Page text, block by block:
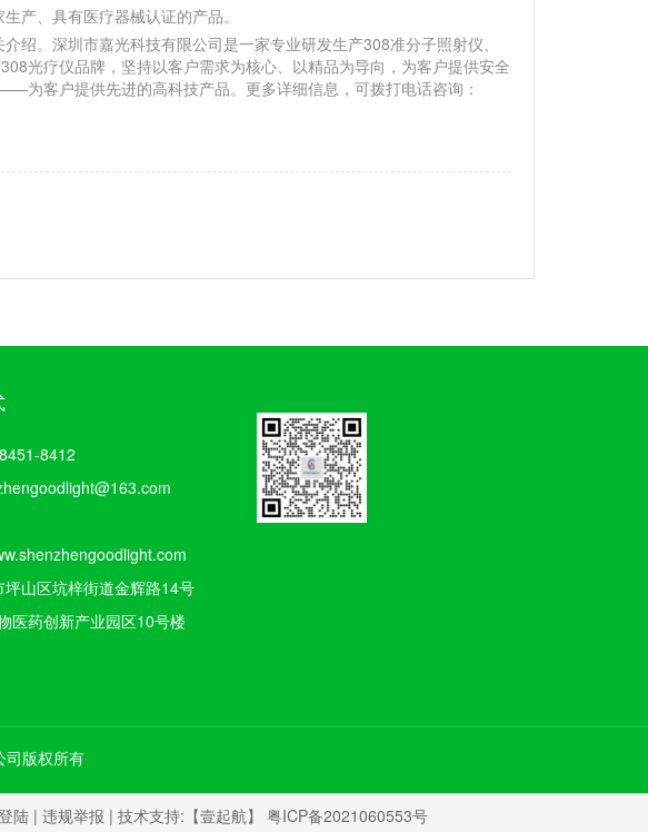
、具有医疗器械认证的产品。
。深圳市嘉光科技有限公司是一家专业研发生产308准分子照射仪、
光疗仪品牌，坚持以客户需求为核心、以精品为导向，为客户提供安全
为客户提供先进的高科技产品。更多详细信息，可拨打电话咨询：
8412
坪山区坑梓街道金辉路14号
医药创新产业园区10号楼
版权所有
陆 | 违规举报 | 技术支持: 【壹起航】 粤ICP备2021060553号